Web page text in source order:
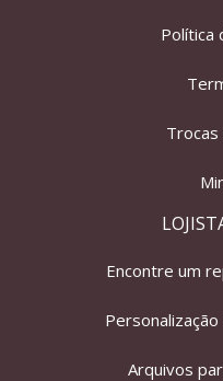
Política
Encontre um
Arquivos